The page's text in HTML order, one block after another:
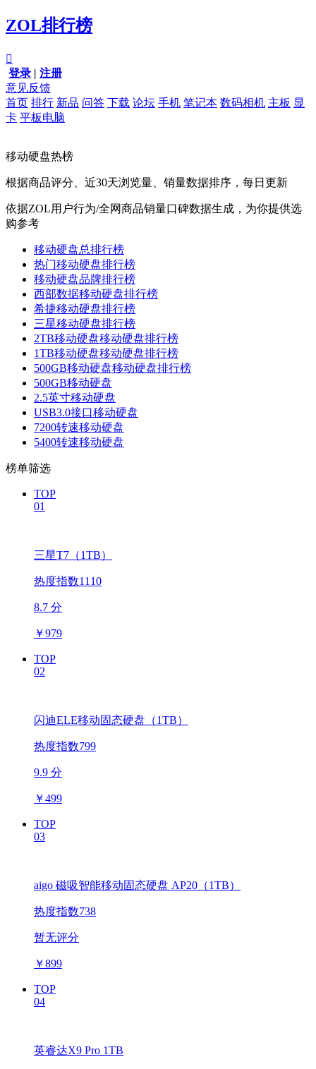
ZOL排行榜

登录 | 注册
意见反馈
首页 排行 新品 问答 下载 论坛 手机 笔记本 数码相机 主板 显
卡 平板电脑
移动硬盘热榜
根据商品评分、近30天浏览量、销量数据排序，每日更新
依据ZOL用户行为/全网商品销量口碑数据生成，为你提供选
购参考
移动硬盘总排行榜
热门移动硬盘排行榜
移动硬盘品牌排行榜
西部数据移动硬盘排行榜
希捷移动硬盘排行榜
三星移动硬盘排行榜
2TB移动硬盘移动硬盘排行榜
1TB移动硬盘移动硬盘排行榜
500GB移动硬盘移动硬盘排行榜
500GB移动硬盘
2.5英寸移动硬盘
USB3.0接口移动硬盘
7200转速移动硬盘
5400转速移动硬盘
榜单筛选
TOP
01
三星T7（1TB）
热度指数1110
8.7 分
￥979
TOP
02
闪迪ELE移动固态硬盘（1TB）
热度指数799
9.9 分
￥499
TOP
03
aigo 磁吸智能移动固态硬盘 AP20（1TB）
热度指数738
暂无评分
￥899
TOP
04
英睿达X9 Pro 1TB